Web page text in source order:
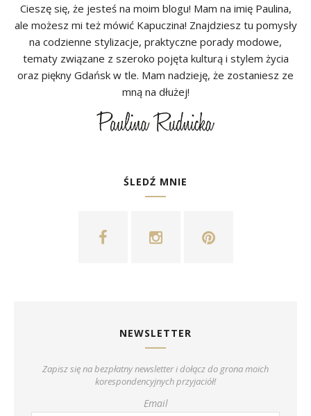
Cieszę się, że jesteś na moim blogu! Mam na imię Paulina,
ale możesz mi też mówić Kapuczina! Znajdziesz tu pomysły
na codzienne stylizacje, praktyczne porady modowe,
tematy związane z szeroko pojęta kulturą i stylem życia
oraz piękny Gdańsk w tle. Mam nadzieję, że zostaniesz ze
mną na dłużej!
ŚLEDŹ MNIE
NEWSLETTER
Zapisz się na bezpłatny newsletter i dołącz do grona moich
korespondencyjnych przyjaciół!
Email